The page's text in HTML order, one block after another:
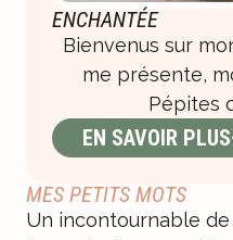
MES PETITS MOTS
Un incontournable
ENCHANTÉE
Bienvenus sur
me présente,
Pépites
EN SAVOIR PLUS